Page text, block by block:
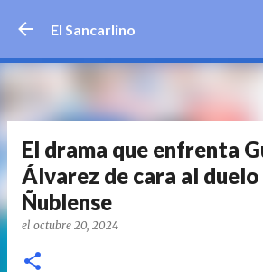
El Sancarlino
El drama que enfrenta
Álvarez de cara al
Ñublense
el octubre 20, 2024